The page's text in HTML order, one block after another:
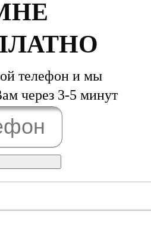
телефон и мы
через 3-5 минут